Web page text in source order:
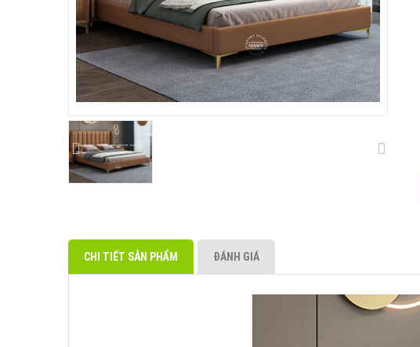
CHI TIẾT SẢN PHẨM ĐÁNH GIÁ